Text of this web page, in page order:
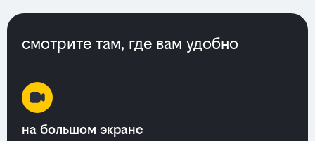
смотрите там, где вам удобно
на большом экране